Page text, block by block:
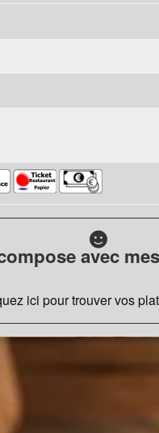
avec
ici pour trouver vos